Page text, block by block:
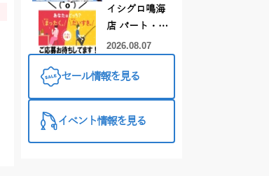
ーダー偏光グ
ラス受注会～
イシグロ鳴海
店 パート・ア
ルバイトスタ
募集中！
2026.08.07
セール情報を見る
イベント情報を見る